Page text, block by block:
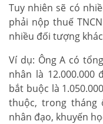
Tuy nhiên sẽ có
phải nộp thuế
nhiều đối tượng
Ví dụ: Ông A có
nhân là 12.000.000
bắt buộc là
thuộc, trong tháng
nhân đạo, khuyến